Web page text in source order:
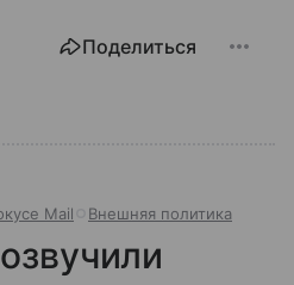
Поделиться
Mail Внешняя политика